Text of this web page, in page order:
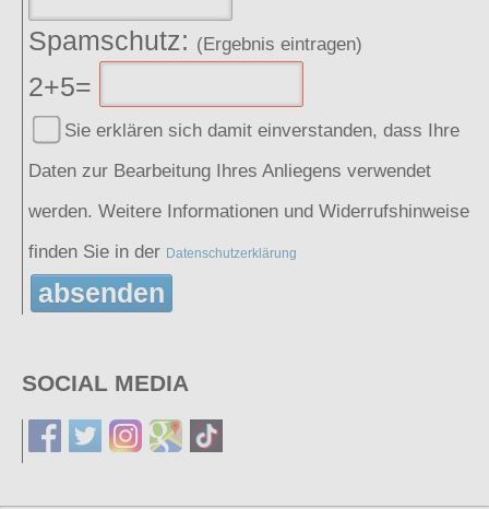
Spamschutz: (Ergebnis eintragen)
2+5=
Sie erklären sich damit einverstanden, dass Ihre
Daten zur Bearbeitung Ihres Anliegens verwendet
werden. Weitere Informationen und Widerrufshinweise
finden Sie in der Datenschutzerklärung
absenden
SOCIAL MEDIA